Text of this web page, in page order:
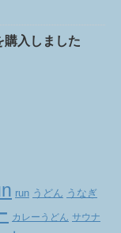
入しました
run うどん うなぎ
カレーうどん サウナ